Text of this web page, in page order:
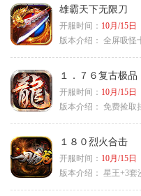
雄霸天下无限刀
开服时间： 10月/15日
版本介绍： 全屏吸怪
１．７６复古极品
开服时间： 10月/15日
版本介绍： 免费捡取
１８０烈火合击
开服时间： 10月/15日
版本介绍： 星王+3套